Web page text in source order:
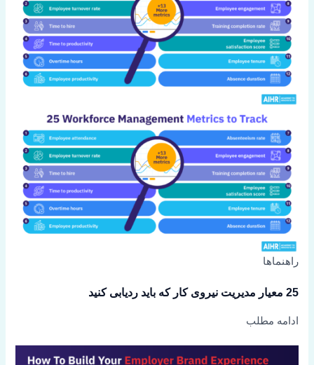
راهنماها
25 معیار مدیریت نیروی کار که باید ردیابی کنید
ادامه مطلب